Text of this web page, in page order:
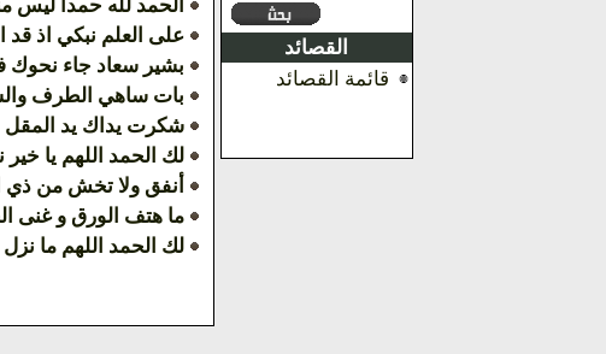
القصائد
قائمة القصائد
الحمد لله حمدا ليس
على العلم نبكي اذ قد
بشير سعاد جاء نحوك
بات ساهي الطرف
شكرت يداك يد المقل
لك الحمد اللهم يا خير
أنفق ولا تخش من ذي
ما هتف الورق و غنى
لك الحمد اللهم ما نزل